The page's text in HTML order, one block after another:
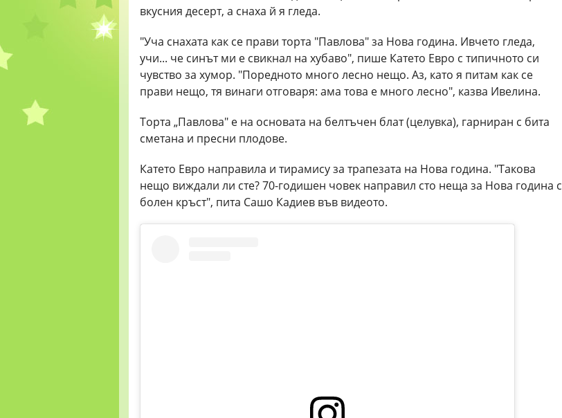
вкусния десерт, а снаха й я гледа.
"Уча снахата как се прави торта "Павлова" за Нова година. Ивчето гледа,
учи... че синът ми е свикнал на хубаво", пише Катето Евро с типичното си
чувство за хумор. "Поредното много лесно нещо. Аз, като я питам как се
прави нещо, тя винаги отговаря: ама това е много лесно", казва Ивелина.
Торта „Павлова" е на основата на белтъчен блат (целувка), гарниран с бита
сметана и пресни плодове.
Катето Евро направила и тирамису за трапезата на Нова година. "Такова
нещо виждали ли сте? 70-годишен човек направил сто неща за Нова година с
болен кръст", пита Сашо Кадиев във видеото.